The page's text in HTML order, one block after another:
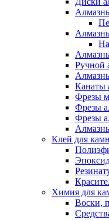
Ручной
Канаты
Фрезы
Фрезы
Фрезы
Клей для
Химия для
Воски,